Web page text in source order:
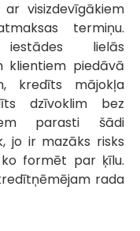
visizdevīgākiem
termiņu.
iestādes lielās
klientiem piedāvā
kredīts mājokļa
dzīvoklim bez
parasti šādi
jo ir mazāks risks
formēt par ķīlu.
rada